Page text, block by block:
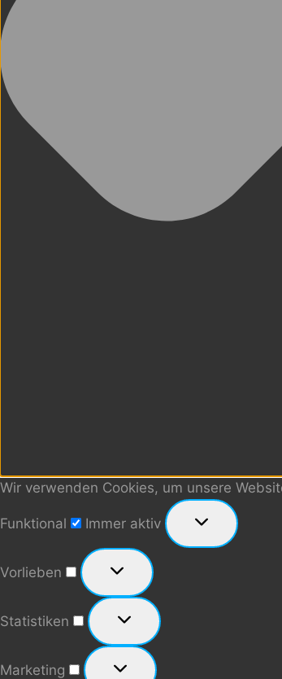
Wir verwenden Cookies, um unsere
Funktional
Immer aktiv
Vorlieben
Vorlieben
Statistiken
Statistiken
Marketing
Marketing